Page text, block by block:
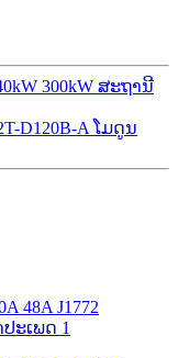
300kW ສະຖານີ
D120B-A ໂມດູນ